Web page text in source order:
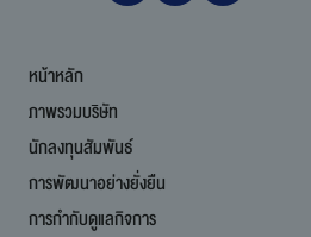
หน้าหลัก
ภาพรวมบริษัท
นักลงทุนสัมพันธ์
การพัฒนาอย่างยั่งยืน
การกำกับดูแลกิจการ